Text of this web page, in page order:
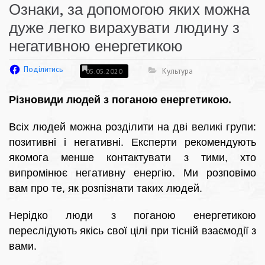
Ознаки, за допомогою яких можна
дуже легко вирахувати людину з
негативною енергетикою
Поділитись 05.05.2020 Культура
Різновиди людей з поганою енергетикою.
Всіх людей можна розділити на дві великі групи:
позитивні і негативні. Експерти рекомендують
якомога менше контактувати з тими, хто
випромінює негативну енергію. Ми розповімо
вам про те, як розпізнати таких людей.
Нерідко люди з поганою енергетикою
переслідують якісь свої цілі при тісній взаємодії з
вами.